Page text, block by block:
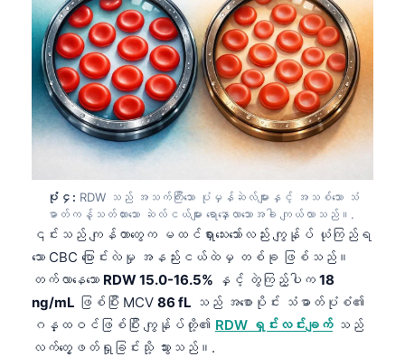
ပုံ ၄: RDW သည် အသက်ကြီးသော ပုံမှန်ဆဲလ်များနှင့် အသစ်သော သံ
ဓာတ်ကန့်သတ်ထားသော ဆဲလ်ငယ်များ ရောနှောလာသောအခါ ကျယ်လာသည်။.
၎င်းသည် ကျန်တာတွေက မထင်ရှားသေးသော်လည်း ကျွန်ုပ် ယုံကြည်ရ
သော CBC ပြောင်းလဲမှု အနည်းငယ်ထဲမှ တစ်ခု ဖြစ်သည်။
တက်လာနေသော RDW 15.0-16.5% နှင့် တွဲကြည့်ပါက 18
ng/mL ဖြစ်ပြီး MCV 86 fL သည် အစောပိုင်း သံဓာတ်ပုံစံ၏
ဂန္ထဝင်ဖြစ်ပြီး ကျွန်ုပ်တို့၏ RDW ရှင်းလင်းချက်သည်
လက်တွေ့ဖတ်ရှုခြင်းသို့ သွားသည်။.